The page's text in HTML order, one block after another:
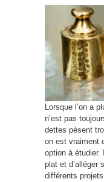
Lorsque l’on a
n’est pas
dettes pèsent
on est vraiment
option à étudier.
plat et
différents